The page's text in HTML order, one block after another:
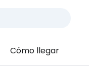
Cómo llegar